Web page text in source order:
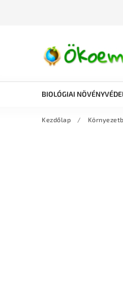
BIOLÓGIAI
Kezdőlap /